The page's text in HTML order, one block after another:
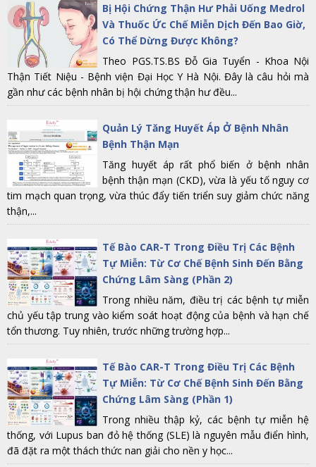
Bị Hội Chứng Thận Hư Phải Uống Medrol
Và Thuốc Ức Chế Miễn Dịch Đến Bao Giờ,
Có Thể Dừng Được Không?
Theo PGS.TS.BS Đỗ Gia Tuyển - Khoa Nội
Thận Tiết Niệu - Bệnh viện Đại Học Y Hà Nội. Đây là câu hỏi mà
gần như các bệnh nhân bị hội chứng thận hư đều...
Quản Lý Tăng Huyết Áp Ở Bệnh Nhân
Bệnh Thận Mạn
Tăng huyết áp rất phổ biến ở bệnh nhân
bệnh thận mạn (CKD), vừa là yếu tố nguy cơ
tim mạch quan trọng, vừa thúc đẩy tiến triển suy giảm chức năng
thận,...
Tế Bào CAR-T Trong Điều Trị Các Bệnh
Tự Miễn: Từ Cơ Chế Bệnh Sinh Đến Bằng
Chứng Lâm Sàng (Phần 2)
Trong nhiều năm, điều trị các bệnh tự miễn
chủ yếu tập trung vào kiểm soát hoạt động của bệnh và hạn chế
tổn thương. Tuy nhiên, trước những trường hợp...
Tế Bào CAR-T Trong Điều Trị Các Bệnh
Tự Miễn: Từ Cơ Chế Bệnh Sinh Đến Bằng
Chứng Lâm Sàng (Phần 1)
Trong nhiều thập kỷ, các bệnh tự miễn hệ
thống, với Lupus ban đỏ hệ thống (SLE) là nguyên mẫu điển hình,
đã đặt ra một thách thức nan giải cho nền y học...